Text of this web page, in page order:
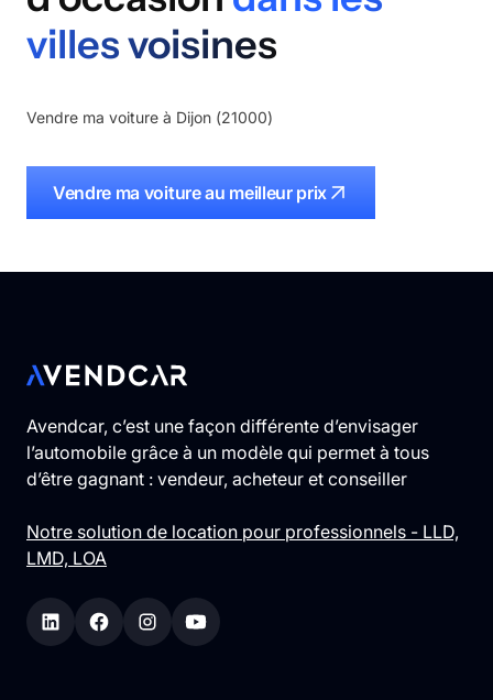
villes voisines
Vendre ma voiture à Dijon (21000)
Vendre ma voiture au meilleur prix
Avendcar, c’est une façon différente d’envisager
l’automobile grâce à un modèle qui permet à tous
d’être gagnant : vendeur, acheteur et conseiller
Notre solution de location pour professionnels - LLD,
LMD, LOA